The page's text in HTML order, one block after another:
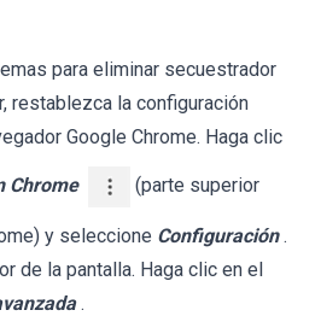
para eliminar secuestrador
restablezca la configuración
Google Chrome. Haga clic
Chrome (parte superior
y seleccione Configuración .
de la pantalla. Haga clic en el
.